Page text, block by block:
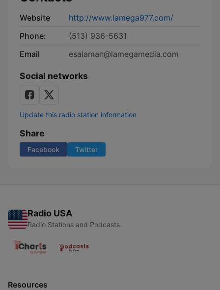
Website
http://www.lamega977.com/
Phone:
(513) 936-5631
Email
esalaman@lamegamedia.com
Social networks
Update this radio station information
Share
Facebook Twitter
Radio USA
Radio Stations and Podcasts
Resources